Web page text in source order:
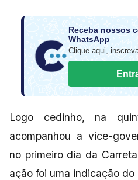
Receba nossos
WhatsApp
Clique aqui,
Logo cedinho, na
acompanhou a vice-
no primeiro dia da
ação foi uma indicação do